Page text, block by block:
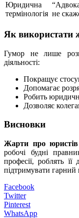
Юридична
термінологія не
Як використати
Гумор не лише
діяльності:
Покращує
Допомагає
Робить
Дозволяє
Висновки
Жарти про юристів
робочі будні
професії, роблять
підтримувати гарний
Facebook
Twitter
Pinterest
WhatsApp